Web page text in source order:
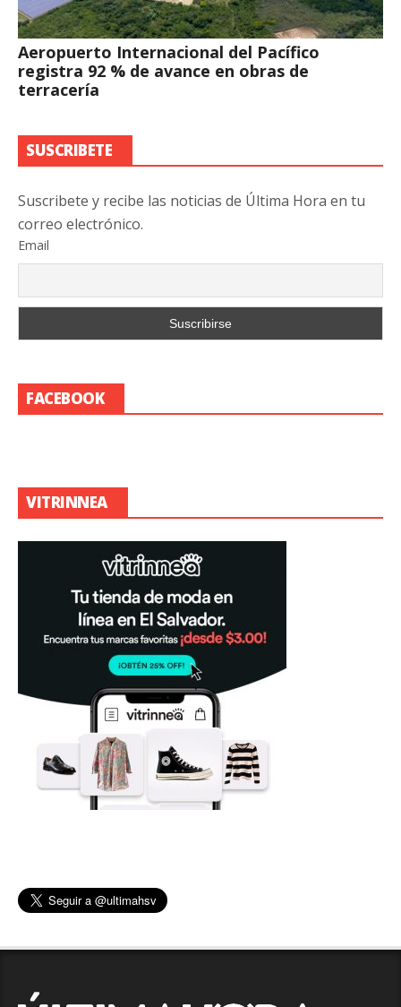
Aeropuerto Internacional del Pacífico
registra 92 % de avance en obras de
terracería
SUSCRIBETE
Suscribete y recibe las noticias de Última Hora en tu
correo electrónico.
Email
FACEBOOK
VITRINNEA